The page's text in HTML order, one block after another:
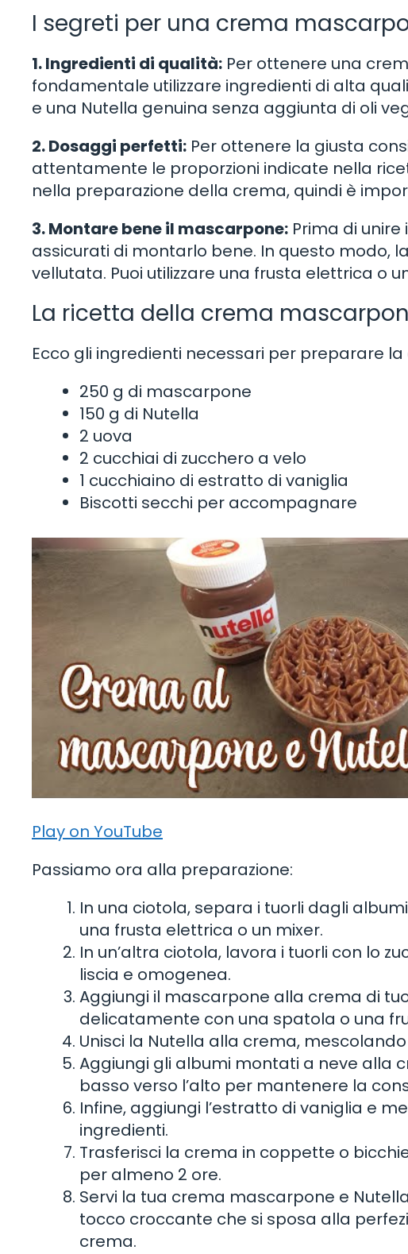
I segreti per una crema
1. Ingredienti di qualità: Per ottenere una
fondamentale utilizzare ingredienti di alta
e una Nutella genuina senza aggiunta di oli
2. Dosaggi perfetti: Per ottenere la giusta
attentamente le proporzioni indicate nella
nella preparazione della crema, quindi è
3. Montare bene il mascarpone: Prima di
assicurati di montarlo bene. In questo modo,
vellutata. Puoi utilizzare una frusta elettrica o
La ricetta della crema
Ecco gli ingredienti necessari per preparare
250 g di mascarpone
150 g di Nutella
2 uova
2 cucchiai di zucchero a velo
1 cucchiaino di estratto di vaniglia
Biscotti secchi per accompagnare
Play on YouTube
Passiamo ora alla preparazione:
In una ciotola, separa i tuorli dagli
una frusta elettrica o un mixer.
In un’altra ciotola, lavora i tuorli con lo
liscia e omogenea.
Aggiungi il mascarpone alla crema di
delicatamente con una spatola o una
Unisci la Nutella alla crema,
Aggiungi gli albumi montati a neve alla
basso verso l’alto per mantenere la
Infine, aggiungi l’estratto di vaniglia e
ingredienti.
Trasferisci la crema in coppette o
per almeno 2 ore.
Servi la tua crema mascarpone e
tocco croccante che si sposa alla
crema.